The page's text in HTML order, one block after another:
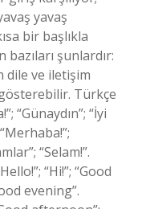
yavaş
bir başlıkla
şunlardır:
dile ve iletişim
Türkçe
“Günaydın”; “İyi
“Selam!”.
“Hi!”; “Good
evening”.